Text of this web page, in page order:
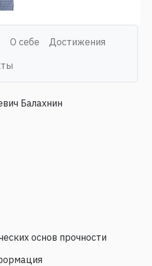
О себе
Достижения
Балахнин
основ прочности